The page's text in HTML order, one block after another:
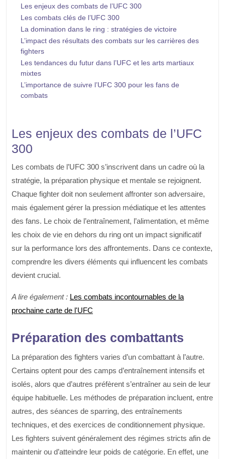
Les enjeux des combats de l’UFC 300
Les combats clés de l’UFC 300
La domination dans le ring : stratégies de victoire
L’impact des résultats des combats sur les carrières des
fighters
Les tendances du futur dans l’UFC et les arts martiaux
mixtes
L’importance de suivre l’UFC 300 pour les fans de
combats
Les enjeux des combats de l’UFC
300
Les combats de l’UFC 300 s’inscrivent dans un cadre où la
stratégie, la préparation physique et mentale se rejoignent.
Chaque fighter doit non seulement affronter son adversaire,
mais également gérer la pression médiatique et les attentes
des fans. Le choix de l’entraînement, l’alimentation, et même
les choix de vie en dehors du ring ont un impact significatif
sur la performance lors des affrontements. Dans ce contexte,
comprendre les divers éléments qui influencent les combats
devient crucial.
A lire également : Les combats incontournables de la
prochaine carte de l'UFC
Préparation des combattants
La préparation des fighters varies d’un combattant à l’autre.
Certains optent pour des camps d’entraînement intensifs et
isolés, alors que d’autres préfèrent s’entraîner au sein de leur
équipe habituelle. Les méthodes de préparation incluent, entre
autres, des séances de sparring, des entraînements
techniques, et des exercices de conditionnement physique.
Les fighters suivent généralement des régimes stricts afin de
maintenir ou d’atteindre leur poids de catégorie. En effet, une